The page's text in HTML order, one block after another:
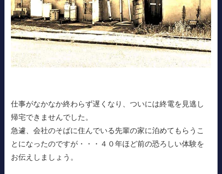
仕事がなかなか終わらず遅くなり、ついには終電を見逃し
帰宅できませんでした。
急遽、会社のそばに住んでいる先輩の家に泊めてもらうこ
とになったのですが・・・４０年ほど前の恐ろしい体験を
お伝えしましょう。